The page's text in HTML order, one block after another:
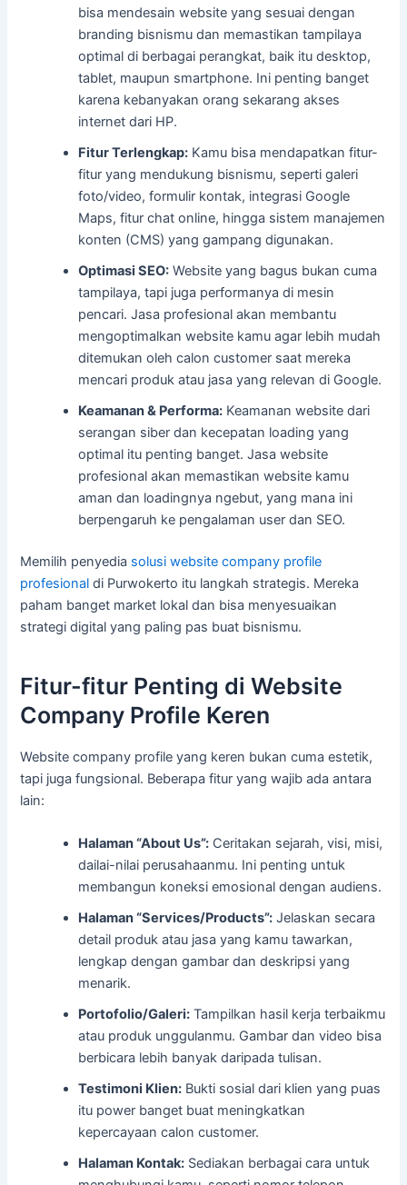
bisa mendesain website yang sesuai dengan
branding bisnismu dan memastikan tampilaya
optimal di berbagai perangkat, baik itu desktop,
tablet, maupun smartphone. Ini penting banget
karena kebanyakan orang sekarang akses
internet dari HP.
Fitur Terlengkap: Kamu bisa mendapatkan fitur-
fitur yang mendukung bisnismu, seperti galeri
foto/video, formulir kontak, integrasi Google
Maps, fitur chat online, hingga sistem manajemen
konten (CMS) yang gampang digunakan.
Optimasi SEO: Website yang bagus bukan cuma
tampilaya, tapi juga performanya di mesin
pencari. Jasa profesional akan membantu
mengoptimalkan website kamu agar lebih mudah
ditemukan oleh calon customer saat mereka
mencari produk atau jasa yang relevan di Google.
Keamanan & Performa: Keamanan website dari
serangan siber dan kecepatan loading yang
optimal itu penting banget. Jasa website
profesional akan memastikan website kamu
aman dan loadingnya ngebut, yang mana ini
berpengaruh ke pengalaman user dan SEO.
Memilih penyedia solusi website company profile
profesional di Purwokerto itu langkah strategis. Mereka
paham banget market lokal dan bisa menyesuaikan
strategi digital yang paling pas buat bisnismu.
Fitur-fitur Penting di Website
Company Profile Keren
Website company profile yang keren bukan cuma estetik,
tapi juga fungsional. Beberapa fitur yang wajib ada antara
lain:
Halaman “About Us”: Ceritakan sejarah, visi, misi,
dailai-nilai perusahaanmu. Ini penting untuk
membangun koneksi emosional dengan audiens.
Halaman “Services/Products”: Jelaskan secara
detail produk atau jasa yang kamu tawarkan,
lengkap dengan gambar dan deskripsi yang
menarik.
Portofolio/Galeri: Tampilkan hasil kerja terbaikmu
atau produk unggulanmu. Gambar dan video bisa
berbicara lebih banyak daripada tulisan.
Testimoni Klien: Bukti sosial dari klien yang puas
itu power banget buat meningkatkan
kepercayaan calon customer.
Halaman Kontak: Sediakan berbagai cara untuk